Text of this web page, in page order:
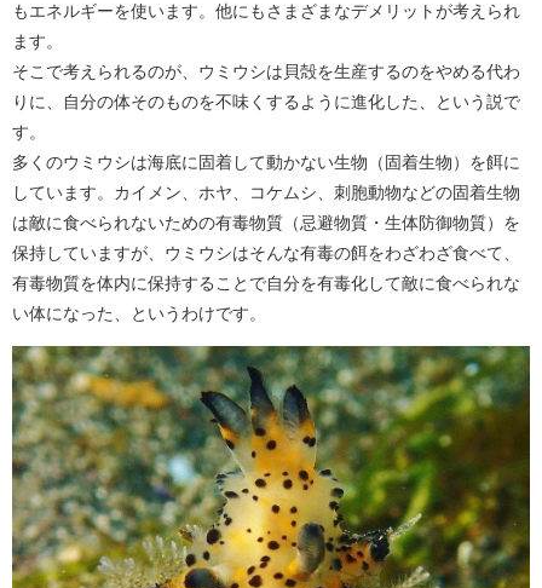
もエネルギーを使います。他にもさまざまなデメリットが考えられ
ます。
そこで考えられるのが、ウミウシは貝殻を生産するのをやめる代わ
りに、自分の体そのものを不味くするように進化した、という説で
す。
多くのウミウシは海底に固着して動かない生物（固着生物）を餌に
しています。カイメン、ホヤ、コケムシ、刺胞動物などの固着生物
は敵に食べられないための有毒物質（忌避物質・生体防御物質）を
保持していますが、ウミウシはそんな有毒の餌をわざわざ食べて、
有毒物質を体内に保持することで自分を有毒化して敵に食べられな
い体になった、というわけです。